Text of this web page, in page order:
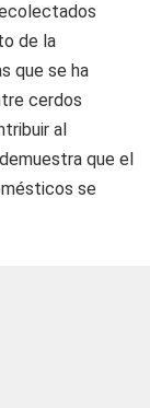
de la
que se ha
cerdos
al
que el
se